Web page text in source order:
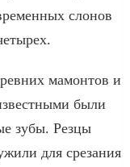
слонов
мамонтов и
были
зубы. Резцы
для срезания